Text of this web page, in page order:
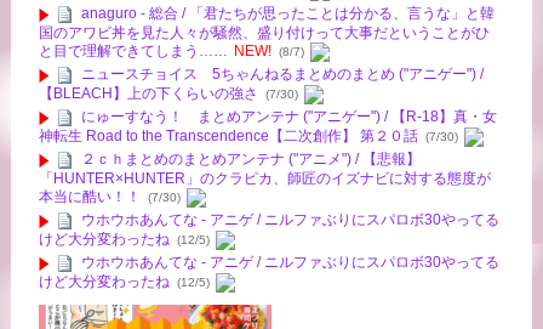
anaguro - 総合 / 「君たちが思ったことは分かる、言うな」と韓
国のアワビ丼を見た人々が騒然、盛り付けって大事だということがひ
と目で理解できてしまう…… NEW! (8/7)
ニュースチョイス 5ちゃんねるまとめのまとめ ("アニゲー") /
【BLEACH】上の下くらいの強さ
(7/30)
にゅーすなう！ まとめアンテナ ("アニゲー") / 【R-18】真・女
神転生 Road to the Transcendence【二次創作】 第２０話 (7/30)
２ｃｈまとめのまとめアンテナ ("アニメ") / 【悲報】
「HUNTER×HUNTER」のクラピカ、師匠のイズナビに対する態度が
本当に酷い！！
(7/30)
ウホウホあんてな - アニゲ / ニルファぶりにスパロボ30やってる
けど大分変わったね (12/5)
ウホウホあんてな - アニゲ / ニルファぶりにスパロボ30やってる
けど大分変わったね (12/5)